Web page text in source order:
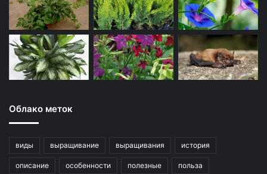
Облако меток
виды выращивание выращивания история
описание особенности полезные польза